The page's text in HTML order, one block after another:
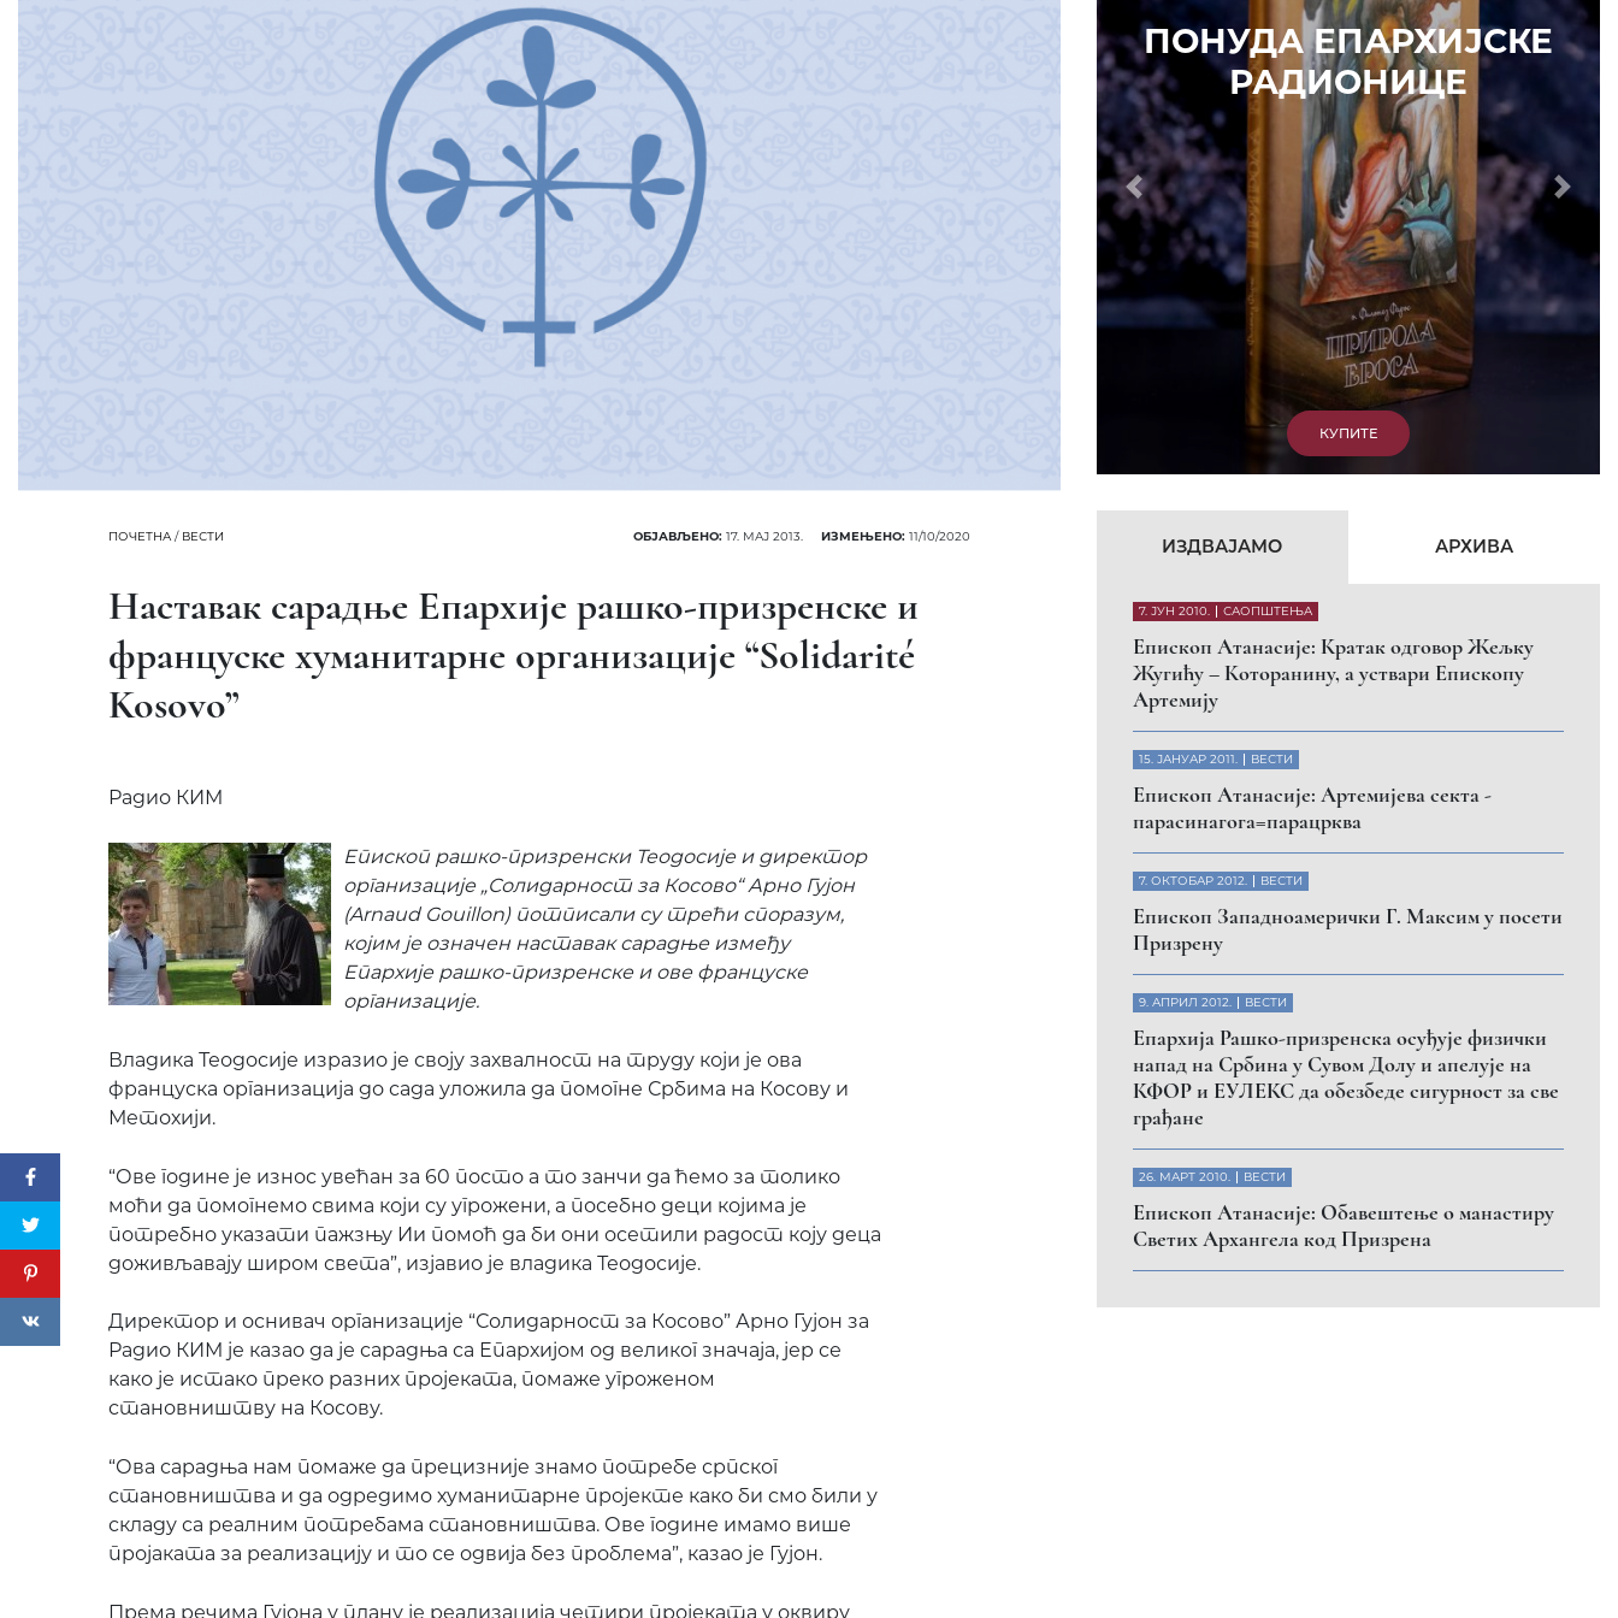
ПОЧЕТНА/ ВЕСТИ ОБЈАВЉЕНО: 17. МАЈ 2013. ИЗМЕЊЕНО: 11/10/2020
Наставак сарадње Епархије рашко-призренске и
француске хуманитарне организације “Solidarité
Kosovo”
Радио КИМ
Епископ рашко-призренски Теодосије и директор
организације „Солидарност за Косово“ Арно Гујон
(Arnaud Gouillon) потписали су трећи споразум,
којим је означен наставак сарадње између
Епархије рашко-призренске и ове француске
организације.
Владика Теодосије изразио је своју захвалност на труду који је ова
француска организација до сада уложила да помогне Србима на Косову и
Метохији.
“Ове године је износ увећан за 60 посто а то занчи да ћемо за толико
моћи да помогнемо свима који су угрожени, а посебно деци којима је
потребно указати пажзњу Ии помоћ да би они осетили радост коју деца
доживљавају широм света”, изјавио је владика Теодосије.
Директор и оснивач организације “Солидарност за Косово” Арно Гујон за
Радио КИМ је казао да је сарадња са Епархијом од великог значаја, јер се
како је истако преко разних пројеката, помаже угроженом
становништву на Косову.
“Ова сарадња нам помаже да прецизније знамо потребе српског
становништва и да одредимо хуманитарне пројекте како би смо били у
складу са реалним потребама становништва. Ове године имамо више
пројаката за реализацију и то се одвија без проблема”, казао је Гујон.
Према речима Гујона у плану је реализација четири пројеката у оквиру
КУПИТЕ
7. ЈУН 2010. САОПШТЕЊА
Eпископ Атанасије: Кратак одговор Жељку
Жугићу – Которанину, а уствари Епископу
Артемију
15. ЈАНУАР 2011. ВЕСТИ
Eпископ Атанасије: Артемијева секта -
парасинагога=парацрква
ВЕСТИ
Eпископ Западноамерички Г. Максим у посети
напад на Србина у Сувом Долу и апелује на
КФОР и ЕУЛЕКС да обезбеде сигурност за све
Eпископ Атанасије: Обавештење о манастиру
Светих Архангела код Призрена